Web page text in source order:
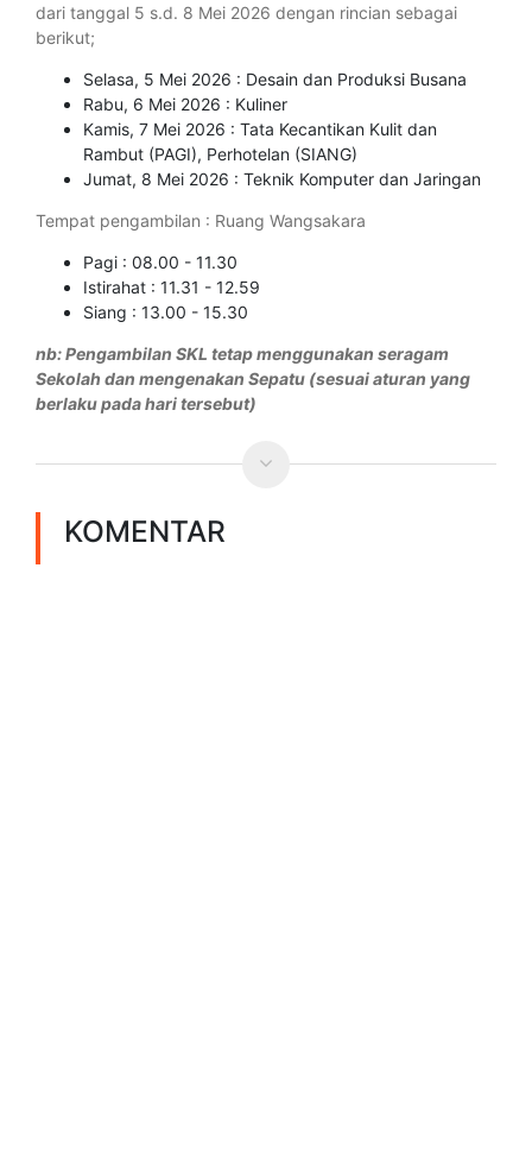
dari tanggal 5 s.d. 8 Mei 2026 dengan rincian sebagai
berikut;
Selasa, 5 Mei 2026 : Desain dan Produksi Busana
Rabu, 6 Mei 2026 : Kuliner
Kamis, 7 Mei 2026 : Tata Kecantikan Kulit dan
Rambut (PAGI), Perhotelan (SIANG)
Jumat, 8 Mei 2026 : Teknik Komputer dan Jaringan
Tempat pengambilan : Ruang Wangsakara
Pagi : 08.00 - 11.30
Istirahat : 11.31 - 12.59
Siang : 13.00 - 15.30
nb: Pengambilan SKL tetap menggunakan seragam
Sekolah dan mengenakan Sepatu (sesuai aturan yang
berlaku pada hari tersebut)
KOMENTAR